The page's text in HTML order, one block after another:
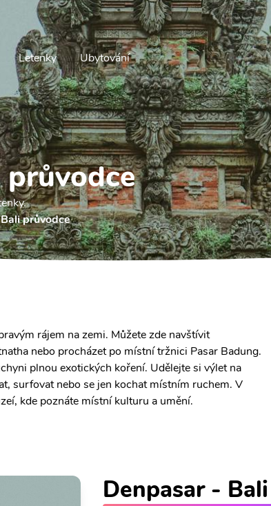
Letenky Ubytování
průvodce
rájem na zemi. Můžete zde navštívit
nebo procházet po místní tržnici Pasar Badung.
plnou exotických koření. Udělejte si výlet na
surfovat nebo se jen kochat místním ruchem. V
kde poznáte místní kulturu a umění.
Denpasar -